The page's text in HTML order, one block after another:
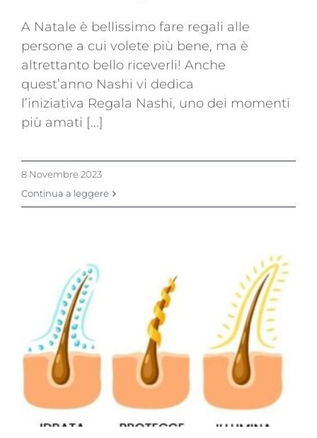
A Natale è bellissimo fare regali alle
persone a cui volete più bene, ma è
altrettanto bello riceverli! Anche
quest’anno Nashi vi dedica
l’iniziativa Regala Nashi, uno dei momenti
più amati [...]
8 Novembre 2023
Continua a leggere